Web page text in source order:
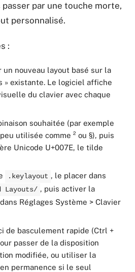
passer par une touche morte,
personnalisé.
:
nouveau layout basé sur la
» existante. Le logiciel affiche
du clavier avec chaque
souhaitée (par exemple
utilisée comme ² ou §), puis
Unicode U+007E, le tilde
.keylayout , le placer dans
Layouts/ , puis activer la
Réglages Système > Clavier
de basculement rapide (Ctrl +
passer de la disposition
modifiée, ou utiliser la
permanence si le seul